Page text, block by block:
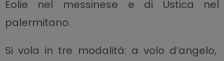
Eolie nel messinese e di Ustica nel
palermitano.
Si vola in tre modalità: a volo d’angelo,